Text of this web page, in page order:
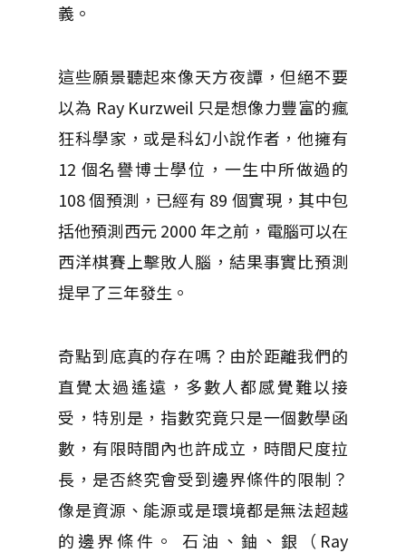
義。
這些願景聽起來像天方夜譚，但絕不要
以為 Ray Kurzweil 只是想像力豐富的瘋
狂科學家，或是科幻小說作者，他擁有
12 個名譽博士學位，一生中所做過的
108 個預測，已經有 89 個實現，其中包
括他預測西元 2000 年之前，電腦可以在
西洋棋賽上擊敗人腦，結果事實比預測
提早了三年發生。
奇點到底真的存在嗎？由於距離我們的
直覺太過遙遠，多數人都感覺難以接
受，特別是，指數究竟只是一個數學函
數，有限時間內也許成立，時間尺度拉
長，是否終究會受到邊界條件的限制？
像是資源、能源或是環境都是無法超越
的邊界條件。 石油、鈾、銀（Ray